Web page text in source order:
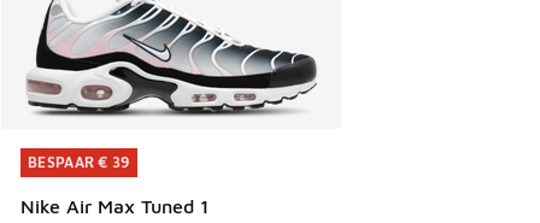
BESPAAR € 39
Nike Air Max Tuned 1
BESPAAR € 39